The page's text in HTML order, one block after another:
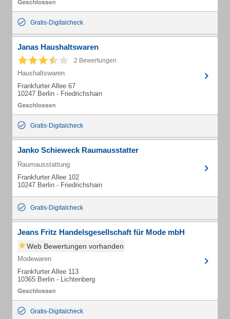
Gratis-Digitalcheck
Janas Haushaltswaren
2 Bewertungen
Haushaltswaren
Frankfurter Allee 67
10247 Berlin - Friedrichshain
Gratis-Digitalcheck
Janko Schieweck Raumausstatter
Raumausstattung
Frankfurter Allee 102
10247 Berlin - Friedrichshain
Gratis-Digitalcheck
Jeans Fritz Handelsgesellschaft für Mode mbH
Web Bewertungen vorhanden
Modewaren
Frankfurter Allee 113
10365 Berlin - Lichtenberg
Gratis-Digitalcheck